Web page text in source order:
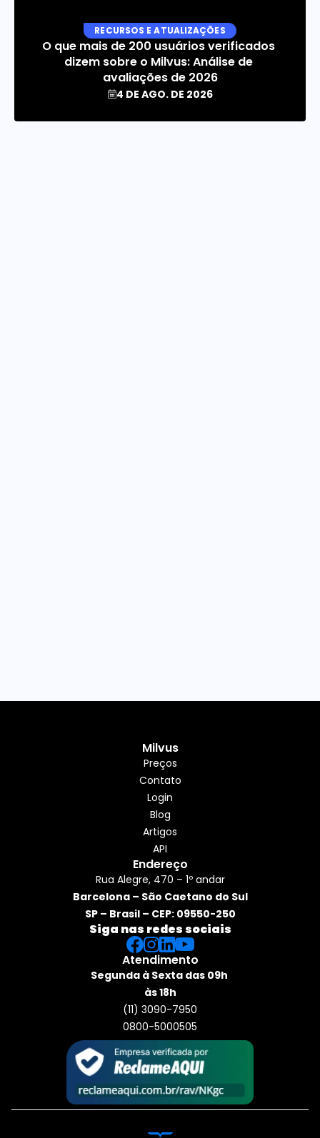
RECURSOS E ATUALIZAÇÕES
O que mais de 200 usuários verificados
dizem sobre o Milvus: Análise de
avaliações de 2026
4 DE AGO. DE 2026
Milvus
Preços
Contato
Login
Blog
Artigos
API
Endereço
Rua Alegre, 470 – 1º andar
Barcelona – São Caetano do Sul
SP – Brasil – CEP: 09550-250
Siga nas redes sociais
Atendimento
Segunda à Sexta das 09h
às 18h
(11) 3090-7950
0800-5000505